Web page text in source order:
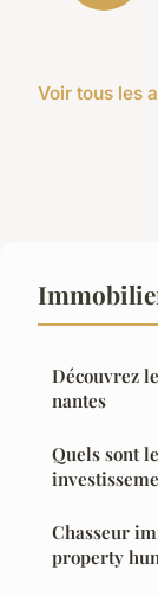
Voir tous les
Découvrez
nantes
Quels sont
Chasseur
property